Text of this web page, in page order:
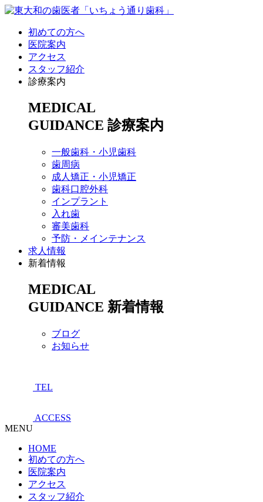
初めての方へ
医院案内
アクセス
スタッフ紹介
診療案内
MEDICAL
GUIDANCE 診療案内
一般歯科・小児歯科
歯周病
成人矯正・小児矯正
歯科口腔外科
インプラント
入れ歯
審美歯科
予防・メインテナンス
求人情報
新着情報
MEDICAL
GUIDANCE 新着情報
ブログ
お知らせ
TEL
ACCESS
MENU
HOME
初めての方へ
医院案内
アクセス
スタッフ紹介